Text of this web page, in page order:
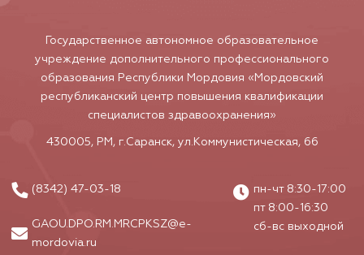
Государственное автономное образовательное
учреждение дополнительного профессионального
образования Республики Мордовия «Мордовский
республиканский центр повышения квалификации
специалистов здравоохранения»
430005, РМ, г.Саранск, ул.Коммунистическая, 66
(8342) 47-03-18
GAOU.DPO.RM.MRCPKSZ@e-
mordovia.ru
пн-чт 8:30-17:00
пт 8:00-16:30
сб-вс выходной